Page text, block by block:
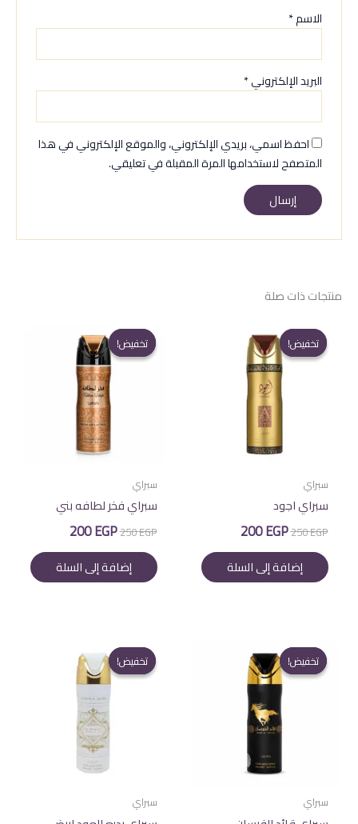
الاسم*
البريد الإلكتروني*
احفظ اسمي، بريدي الإلكتروني، والموقع الإلكتروني في هذا
المتصفح لاستخدامها المرة المقبلة في تعليقي.
منتجات ذات صلة
تخفيض!
تخفيض!
سبراي
سبراي اجود
250EGP السعر
الأصلي
هو:
250 EGP.
200EGP
هو:
200 EGP.
إضافة إلى السلة
تخفيض!
تخفيض!
سبراي
سبراي فخر لطافه بني
250EGP السعر
الأصلي
هو:
250 EGP.
200EGP
هو:
200 EGP.
إضافة إلى السلة
تخفيض!
تخفيض!
سبراي
تخفيض!
تخفيض!
سبراي